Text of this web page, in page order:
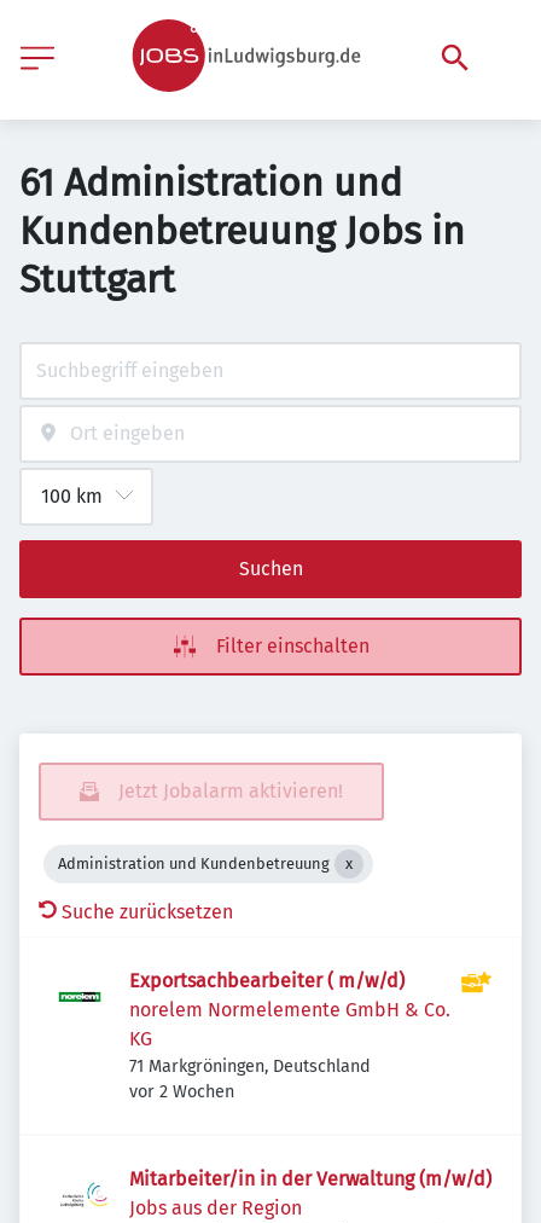
61 Administration und
Kundenbetreuung Jobs in
Stuttgart
Suchen
Filter einschalten
Jetzt Jobalarm aktivieren!
Administration und Kundenbetreuung
Suche zurücksetzen
Exportsachbearbeiter ( m/w/d)
norelem Normelemente GmbH & Co.
KG
71 Markgröningen, Deutschland
Veröffentlicht
vor 2 Wochen
Mitarbeiter/in in der Verwaltung (m/w/d)
Jobs aus der Region